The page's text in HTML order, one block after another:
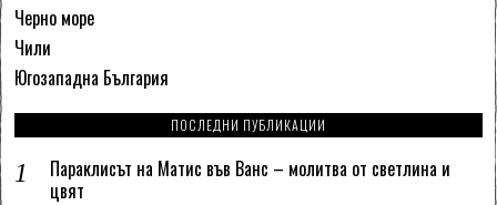
Черно море
Чили
Югозападна България
ПОСЛЕДНИ ПУБЛИКАЦИИ
Параклисът на Матис във Ванс – молитва от светлина и
цвят